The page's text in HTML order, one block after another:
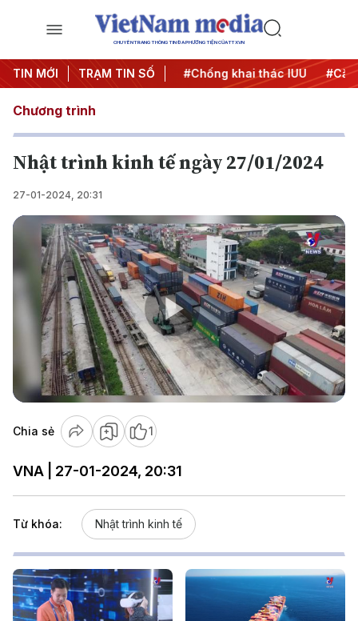
CHUYÊN TRANG THÔNG TIN ĐA PHƯƠNG TIỆN CỦA TTXVN
TIN MỚI TRẠM TIN SỐ
#Chiến dịch 500 ngày đêm #Chống khai thác IUU
Chương trình
Nhật trình kinh tế ngày 27/01/2024
27-01-2024, 20:31
Play
Video
Chia sẻ 1
VNA | 27-01-2024, 20:31
Từ khóa: Nhật trình kinh tế